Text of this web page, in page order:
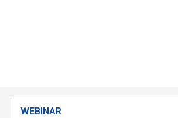
WEBINAR